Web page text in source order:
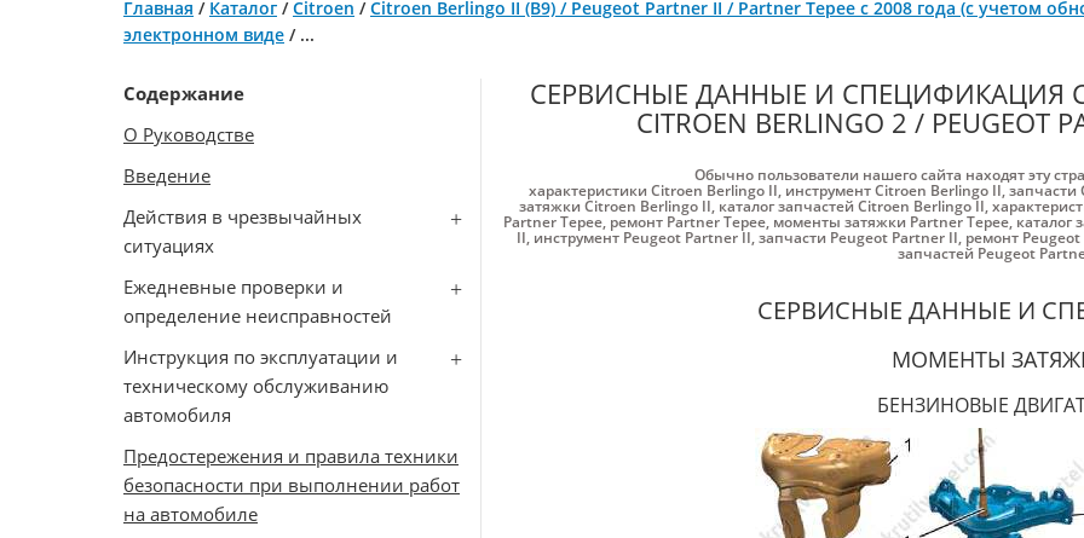
Главная / Каталог /Citroen /Citroen Berlingo II (B9) / Peugeot Partner II / Partner Tepee с 2008 года (с учетом
электронном виде / ...
Содержание
О Руководстве
Введение
Действия в чрезвычайных
ситуациях
Ежедневные проверки и
определение неисправностей
Инструкция по эксплуатации и
техническому обслуживанию
автомобиля
Предостережения и правила техники
безопасности при выполнении работ
на автомобиле
СЕРВИСНЫЕ ДАННЫЕ И СПЕЦИФИКАЦИЯ
CITROEN BERLINGO 2 / PEUGEOT
Обычно пользователи нашего сайта находят эту
характеристики Citroen Berlingo II, инструмент Citroen Berlingo II,запчасти
затяжки Citroen Berlingo II, каталог запчастей Citroen Berlingo II,
Partner Tepee, ремонт Partner Tepee, моменты затяжки Partner Tepee, каталог
II, инструмент Peugeot Partner II,запчасти Peugeot Partner II, ремонт
запчастей Peugeot
СЕРВИСНЫЕ ДАННЫЕ И
МОМЕНТЫ
БЕНЗИНОВЫЕ